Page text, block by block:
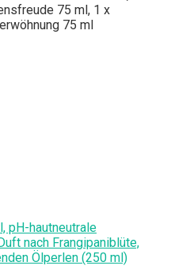
75 ml, 1 x
75 ml
pH-hautneutrale
nach Frangipaniblüte,
Ölperlen (250 ml)